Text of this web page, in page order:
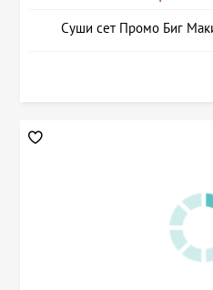
Суши сет Промо Биг